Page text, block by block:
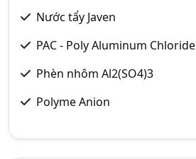
Nước tẩy Javen
PAC - Poly Aluminum Chloride
Phèn nhôm Al2(SO4)3
Polyme Anion